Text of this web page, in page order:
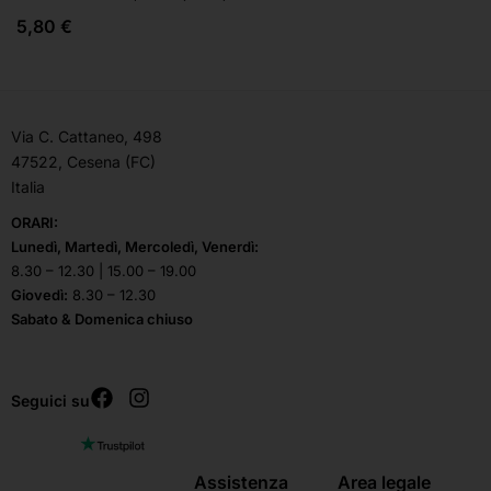
5,80 €
Via C. Cattaneo, 498
47522, Cesena (FC)
Italia
ORARI:
Lunedì, Martedì, Mercoledì, Venerdì:
8.30 – 12.30 | 15.00 – 19.00
Giovedì: 8.30 – 12.30
Sabato & Domenica chiuso
Seguici su
Assistenza
Area legale